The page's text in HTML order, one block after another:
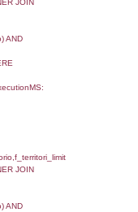
((el_comuni INNER
=
ON
ON
WHERE
executionMS: